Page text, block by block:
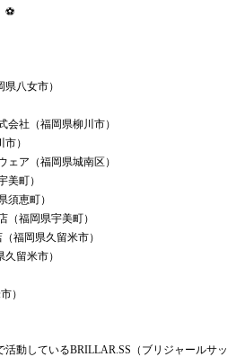
⚽️
八女市）
会社（福岡県柳川市）
）
ェア（福岡県城南区）
美町）
須恵町）
（福岡県宇美町）
福岡県久留米市）
留米市）
）
動しているBRILLAR.SS（ブリジャールサッ